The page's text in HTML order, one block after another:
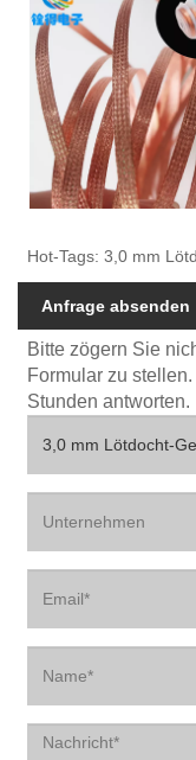
Hot-Tags: 3,0 mm
Anfrage absenden
Bitte zögern Sie
Formular zu
Stunden antworten.